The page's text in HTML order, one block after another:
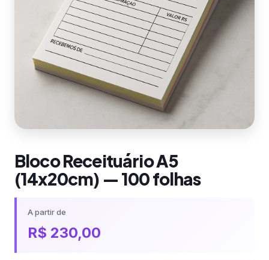
Bloco Receituário A5
(14x20cm) — 100 folhas
A partir de
R$ 230,00